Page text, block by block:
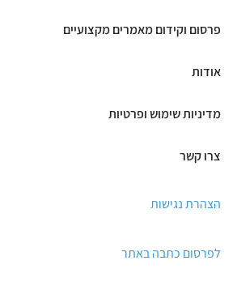
פרסום וקידום מאמרים מקצועיים
אודות
מדיניות שימוש ופרטיות
צרו קשר
הצהרת נגישות
לפרסום כתבה באתר